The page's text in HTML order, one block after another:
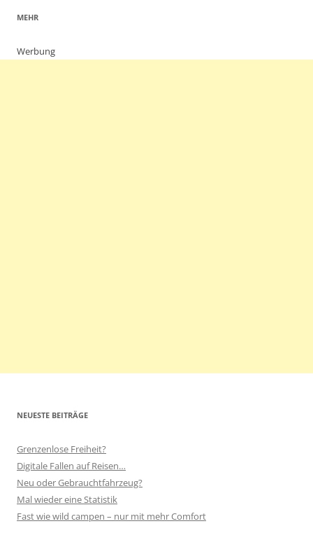
MEHR
Werbung
NEUESTE BEITRÄGE
Grenzenlose Freiheit?
Digitale Fallen auf Reisen…
Neu oder Gebrauchtfahrzeug?
Mal wieder eine Statistik
Fast wie wild campen – nur mit mehr Comfort